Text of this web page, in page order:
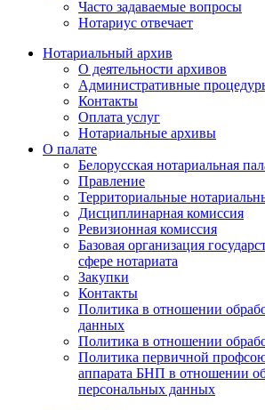
Часто задаваемые вопросы
Нотариус отвечает
Нотариальный архив
О деятельности архивов
Административные
Контакты
Оплата услуг
Нотариальные архивы
О палате
Белорусская нотариальная
Правление
Территориальные
Дисциплинарная комиссия
Ревизионная комиссия
Базовая организация
сфере нотариата
Закупки
Контакты
Политика в отношении
данных
Политика в отношении
Политика первичной
аппарата БНП в отношении
персональных данных